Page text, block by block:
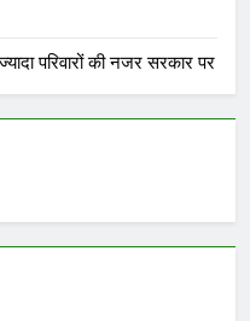
परिवारों की नजर सरकार पर